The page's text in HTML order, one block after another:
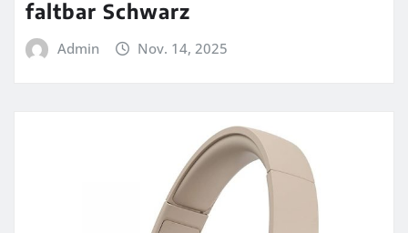
faltbar Schwarz
Admin Nov. 14, 2025